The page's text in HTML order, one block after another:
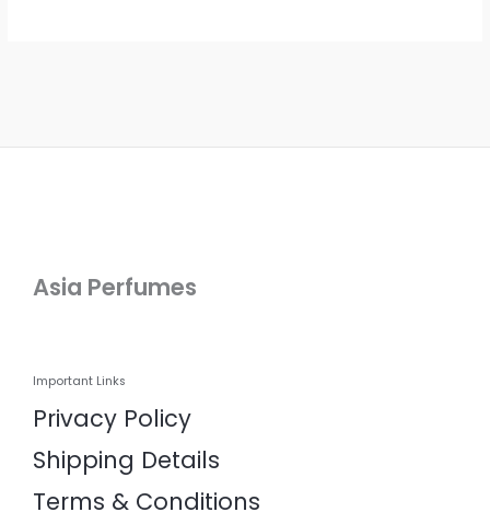
Asia Perfumes
Important Links
Privacy Policy
Shipping Details
Terms & Conditions